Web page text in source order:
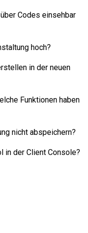
Codes einsehbar
hoch?
in der neuen
Funktionen haben
nicht abspeichern?
in der Client Console?